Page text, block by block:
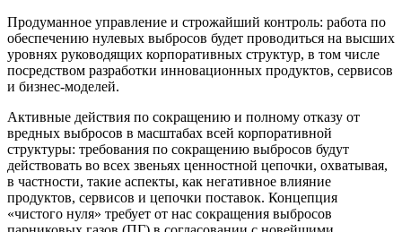
Продуманное управление и строжайший контроль: работа по
обеспечению нулевых выбросов будет проводиться на высших
уровнях руководящих корпоративных структур, в том числе
посредством разработки инновационных продуктов, сервисов
и бизнес-моделей.
Активные действия по сокращению и полному отказу от
вредных выбросов в масштабах всей корпоративной
структуры: требования по сокращению выбросов будут
действовать во всех звеньях ценностной цепочки, охватывая,
в частности, такие аспекты, как негативное влияние
продуктов, сервисов и цепочки поставок. Концепция
«чистого нуля» требует от нас сокращения выбросов